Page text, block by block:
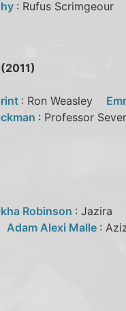
: Rufus Scrimgeour
: Ron Weasley
: Professor
Robinson : Jazira
Adam Alexi Malle :